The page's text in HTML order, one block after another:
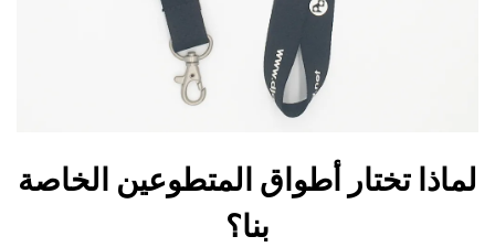
لماذا تختار أطواق المتطوعين الخاصة
بنا؟